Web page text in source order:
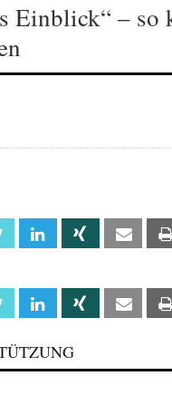
Einblick“ – so
Twitter Linkedin Xing Email
Twitter Linkedin Xing Email